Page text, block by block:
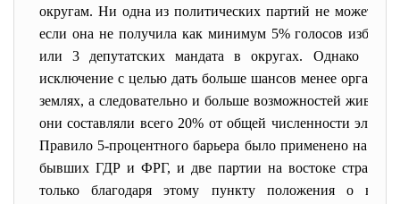
округам. Ни одна из политических партий не может
если она не получила как минимум 5% голосов
или 3 депутатских мандата в округах. Однако на
исключение с целью дать больше шансов менее
землях, а следовательно и больше возможностей
они составляли всего 20% от общей численности
Правило 5-процентного барьера было применено на этот
бывших ГДР и ФРГ, и две партии на востоке страны
только благодаря этому пункту положения о